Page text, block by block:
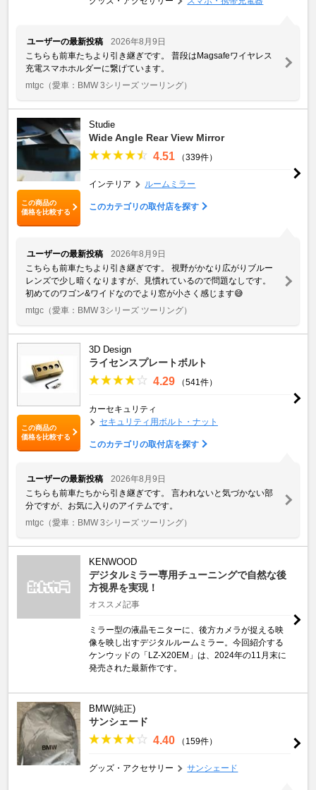
ユーザーの最新投稿
2026年8月9日
こちらも前車たちより引き継ぎです。 普段はMagsafeワイヤレス
充電スマホホルダーに繋げています。
mtgc （愛車：BMW 3シリーズ ツーリング）
この商品の
価格を比較する
Studie
Wide Angle Rear View Mirror
4.51 （339件）
インテリア ルームミラー
このカテゴリの取付店を探す
ユーザーの最新投稿
2026年8月9日
こちらも前車たちより引き継ぎです。 視野がかなり広がりブルー
レンズで少し暗くなりますが、見慣れているので問題なしです。
初めてのワゴン&ワイドなのでより窓が小さく感じます😅
mtgc （愛車：BMW 3シリーズ ツーリング）
この商品の
価格を比較する
3D Design
ライセンスプレートボルト
4.29 （541件）
カーセキュリティ
セキュリティ用ボルト・ナット
このカテゴリの取付店を探す
ユーザーの最新投稿
2026年8月9日
こちらも前車たちから引き継ぎです。 言われないと気づかない部
分ですが、お気に入りのアイテムです。
mtgc （愛車：BMW 3シリーズ ツーリング）
KENWOOD
デジタルミラー専用チューニングで自然な後
方視界を実現！
オススメ記事
ミラー型の液晶モニターに、後方カメラが捉える映
像を映し出すデジタルルームミラー。今回紹介する
ケンウッドの「LZ-X20EM」は、2024年の11月末に
発売された最新作です。
BMW(純正)
サンシェード
4.40 （159件）
グッズ・アクセサリー サンシェード